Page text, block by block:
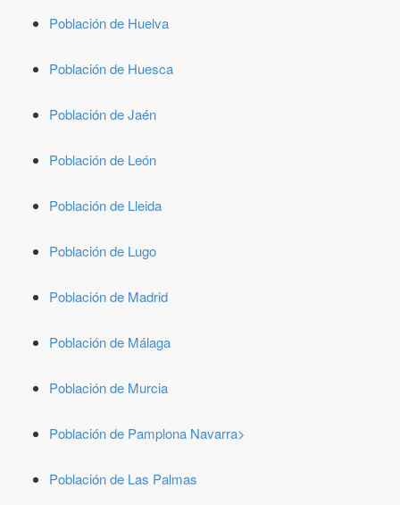
Población de Huelva
Población de Huesca
Población de Jaén
Población de León
Población de Lleida
Población de Lugo
Población de Madrid
Población de Málaga
Población de Murcia
Población de Pamplona Navarra>
Población de Las Palmas